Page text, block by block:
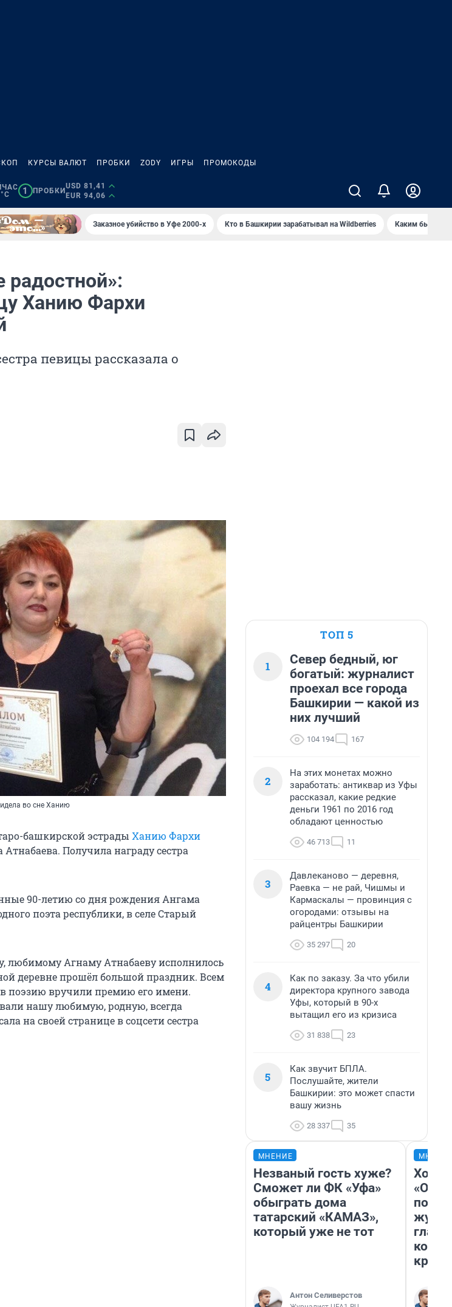
КУРСЫ ВАЛЮТ ПРОБКИ ZODY ИГРЫ ПРОМОКОДЫ
1 ПРОБКИ
USD 81,41
EUR 94,06
Заказное убийство в Уфе 2000-х Кто в Башкирии зарабатывал на Wildberries Каким было
Ханию Фархи
певицы рассказала о
во сне Ханию
башкирской эстрады Ханию Фархи
Получила награду сестра
90-летию со дня рождения Ангама
поэта республики, в селе Старый
любимому Агнаму Атнабаеву исполнилось
деревне прошёл большой праздник. Всем
поэзию вручили премию его имени.
нашу любимую, родную, всегда
на своей странице в соцсети сестра
ТОП 5
1
Север бедный, юг
богатый: журналист
проехал все города
Башкирии — какой из
них лучший
104 194 167
2
На этих монетах можно
заработать: антиквар из Уфы
рассказал, какие редкие
деньги 1961 по 2016 год
обладают ценностью
46 713 11
3
Давлеканово — деревня,
Раевка — не рай, Чишмы и
Кармаскалы — провинция с
огородами: отзывы на
райцентры Башкирии
35 297 20
4
Как по заказу. За что убили
директора крупного завода
Уфы, который в 90-х
вытащил его из кризиса
31 838 23
5
Как звучит БПЛА.
Послушайте, жители
Башкирии: это может спасти
вашу жизнь
28 337 35
МНЕНИЕ
Незваный гость хуже?
Сможет ли ФК «Уфа»
обыграть дома
татарский «КАМАЗ»,
который уже не тот
Антон Селиверстов
Хоть